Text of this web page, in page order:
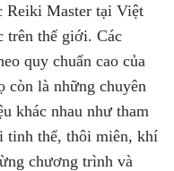
Reiki Master tại Việt
trên thế giới. Các
quy chuẩn cao của
còn là những chuyên
khác nhau như tham
tinh thể, thôi miên, khí
chương trình và